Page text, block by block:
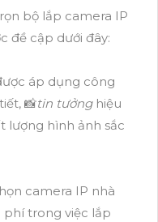
bộ lắp camera IP
đề cập dưới đây:
áp dụng công
📸tin tưởnghiệu
lượng hình ảnh sắc
camera IP nhà
phí trong việc lắp